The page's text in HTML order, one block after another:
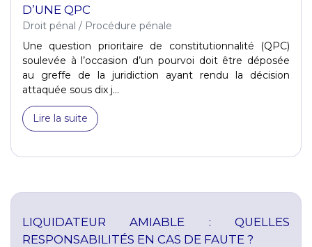
D’UNE QPC
Droit pénal / Procédure pénale
Une question prioritaire de constitutionnalité (QPC)
soulevée à l’occasion d’un pourvoi doit être déposée
au greffe de la juridiction ayant rendu la décision
attaquée sous dix j...
Lire la suite
LIQUIDATEUR AMIABLE : QUELLES
RESPONSABILITÉS EN CAS DE FAUTE ?